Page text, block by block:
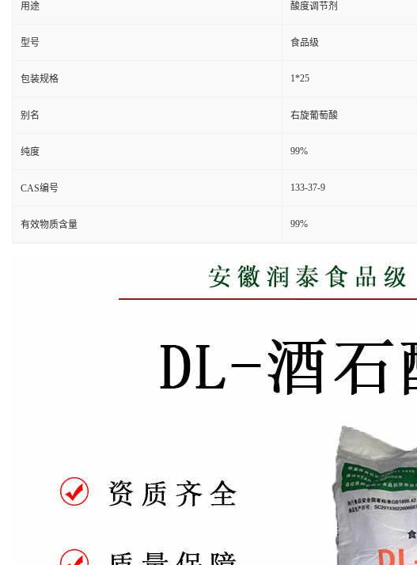
用途 酸度调节剂
型号 食品级
包装规格 1*25
别名 右旋葡萄酸
纯度 99%
CAS编号 133-37-9
有效物质含量 99%